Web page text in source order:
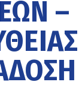
–